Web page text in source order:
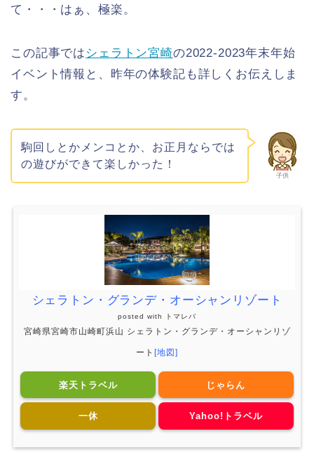
て・・・はぁ、極楽。
この記事では シェラトン宮崎の2022-2023年末年始
イベント情報と、昨年の体験記も詳しくお伝えしま
す。
子供
駒回しとかメンコとか、お正月ならでは
の遊びができて楽しかった！
シェラトン・グランデ・オーシャンリゾート
posted with トマレバ
宮崎県宮崎市山崎町浜山 シェラトン・グランデ・オーシャンリゾ
ート [地図]
楽天トラベル じゃらん
一休 Yahoo!トラベル